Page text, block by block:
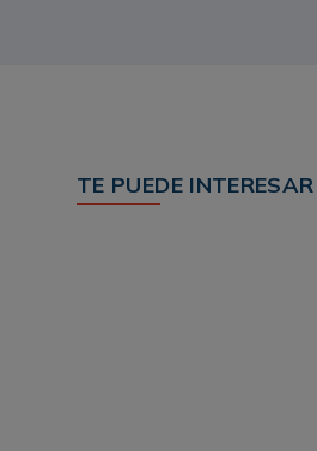
TE PUEDE INTERESAR